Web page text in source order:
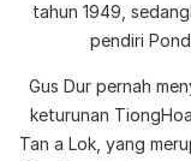
tahun 1949,
pendiri
Gus Dur pernah
keturunan
Tan a Lok, yang